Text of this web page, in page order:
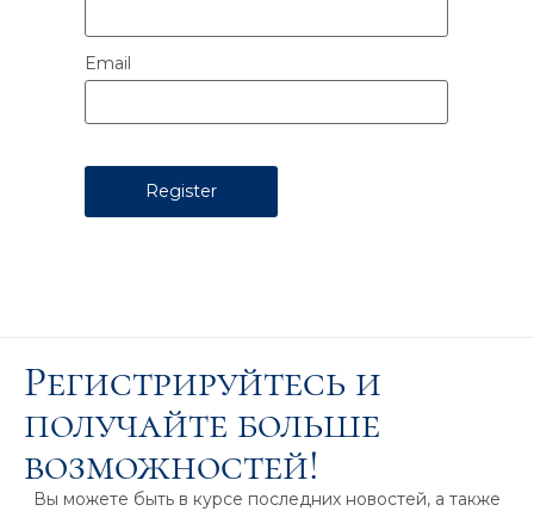
Email
Регистрируйтесь и
получайте больше
возможностей!
Вы можете быть в курсе последних новостей, а также